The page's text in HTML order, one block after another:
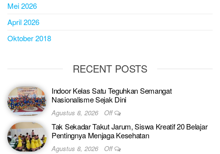
Mei 2026
April 2026
Oktober 2018
RECENT POSTS
Indoor Kelas Satu Teguhkan Semangat
Nasionalisme Sejak Dini
Agustus 8, 2026 Off
Tak Sekadar Takut Jarum, Siswa Kreatif 20 Belajar
Pentingnya Menjaga Kesehatan
Agustus 8, 2026 Off